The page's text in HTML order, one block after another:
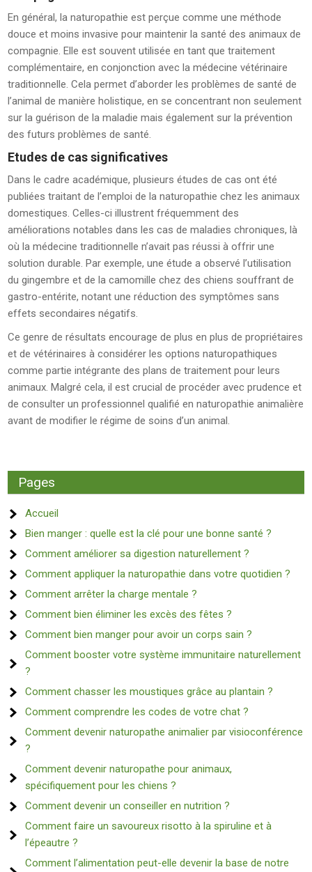
En général, la naturopathie est perçue comme une méthode
douce et moins invasive pour maintenir la santé des animaux de
compagnie. Elle est souvent utilisée en tant que traitement
complémentaire, en conjonction avec la médecine vétérinaire
traditionnelle. Cela permet d’aborder les problèmes de santé de
l’animal de manière holistique, en se concentrant non seulement
sur la guérison de la maladie mais également sur la prévention
des futurs problèmes de santé.
Etudes de cas significatives
Dans le cadre académique, plusieurs études de cas ont été
publiées traitant de l’emploi de la naturopathie chez les animaux
domestiques. Celles-ci illustrent fréquemment des
améliorations notables dans les cas de maladies chroniques, là
où la médecine traditionnelle n’avait pas réussi à offrir une
solution durable. Par exemple, une étude a observé l’utilisation
du gingembre et de la camomille chez des chiens souffrant de
gastro-entérite, notant une réduction des symptômes sans
effets secondaires négatifs.
Ce genre de résultats encourage de plus en plus de propriétaires
et de vétérinaires à considérer les options naturopathiques
comme partie intégrante des plans de traitement pour leurs
animaux. Malgré cela, il est crucial de procéder avec prudence et
de consulter un professionnel qualifié en naturopathie animalière
avant de modifier le régime de soins d’un animal.
Pages
Accueil
Bien manger : quelle est la clé pour une bonne santé ?
Comment améliorer sa digestion naturellement ?
Comment appliquer la naturopathie dans votre quotidien ?
Comment arrêter la charge mentale ?
Comment bien éliminer les excès des fêtes ?
Comment bien manger pour avoir un corps sain ?
Comment booster votre système immunitaire naturellement
?
Comment chasser les moustiques grâce au plantain ?
Comment comprendre les codes de votre chat ?
Comment devenir naturopathe animalier par visioconférence
?
Comment devenir naturopathe pour animaux,
spécifiquement pour les chiens ?
Comment devenir un conseiller en nutrition ?
Comment faire un savoureux risotto à la spiruline et à
l’épeautre ?
Comment l’alimentation peut-elle devenir la base de notre